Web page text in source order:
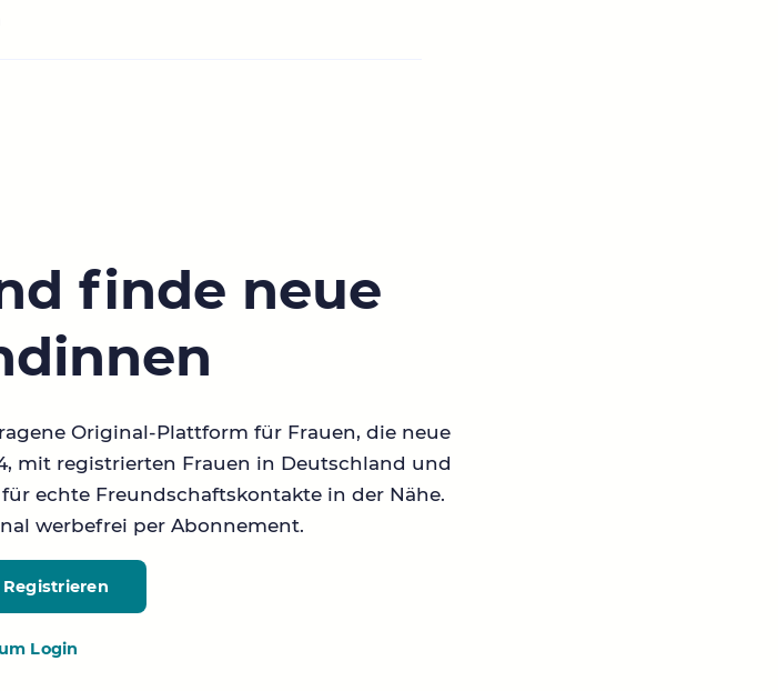
finde neue
Original-Plattform für Frauen, die neue
mit registrierten Frauen in Deutschland und
echte Freundschaftskontakte in der Nähe.
werbefrei per Abonnement.
Login